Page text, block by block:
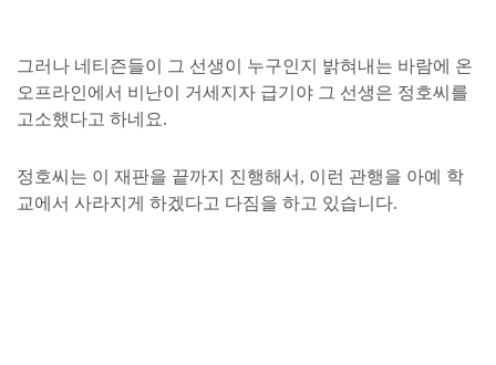
그러나 네티즌들이 그 선생이 누구인지 밝혀내는 바람에 온
오프라인에서 비난이 거세지자 급기야 그 선생은 정호씨를
고소했다고 하네요.
정호씨는 이 재판을 끝까지 진행해서, 이런 관행을 아예 학
교에서 사라지게 하겠다고 다짐을 하고 있습니다.